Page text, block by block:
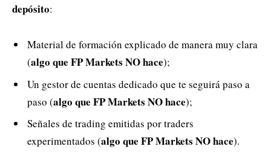
depósito:
Material de formación explicado de manera muy clara
(algo que FP Markets NO hace);
Un gestor de cuentas dedicado que te seguirá paso a
paso (algo que FP Markets NO hace);
Señales de trading emitidas por traders
experimentados (algo que FP Markets NO hace).